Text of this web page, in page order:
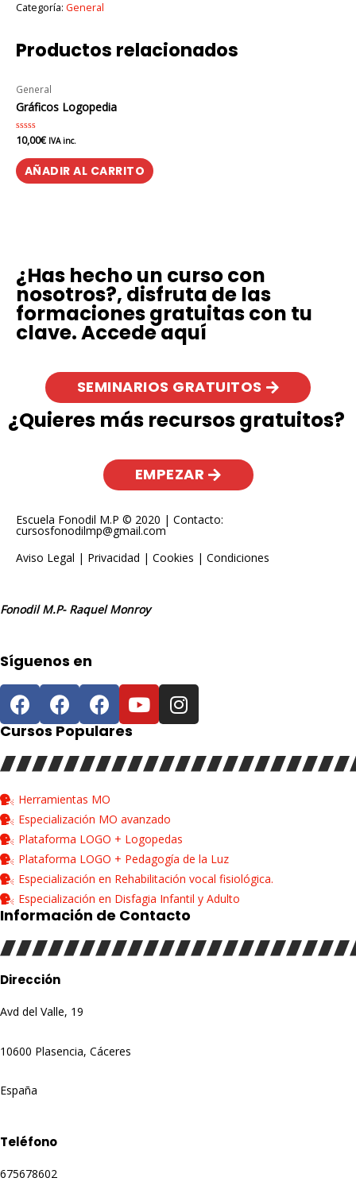
Categoría: General
Productos relacionados
General
Gráficos Logopedia
Valorado
de
5
10,00€ IVA inc.
AÑADIR AL CARRITO
¿Has hecho un curso con
nosotros?, disfruta de las
formaciones gratuitas con tu
clave. Accede aquí
SEMINARIOS GRATUITOS
¿Quieres más recursos gratuitos?
EMPEZAR
Escuela Fonodil M.P © 2020 | Contacto:
cursosfonodilmp@gmail.com
Aviso Legal | Privacidad | Cookies | Condiciones
Fonodil M.P- Raquel Monroy
Síguenos en
Cursos Populares
Herramientas MO
Especialización MO avanzado
Plataforma LOGO + Logopedas
Plataforma LOGO + Pedagogía de la Luz
Especialización en Rehabilitación vocal fisiológica.
Especialización en Disfagia Infantil y Adulto
Información de Contacto
Dirección
Avd del Valle, 19
10600 Plasencia, Cáceres
España
Teléfono
675678602